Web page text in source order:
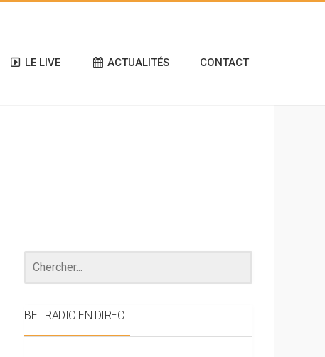
LE LIVE ACTUALITÉS CONTACT
BEL RADIO EN DIRECT